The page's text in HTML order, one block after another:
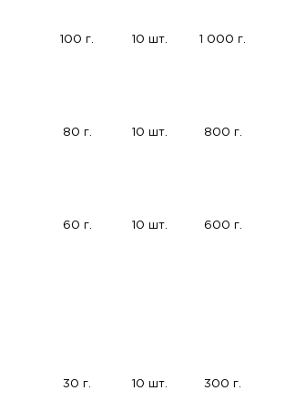
100 г. 10 шт. 1 000 г.
80 г. 10 шт. 800 г.
60 г. 10 шт. 600 г.
30 г. 10 шт. 300 г.